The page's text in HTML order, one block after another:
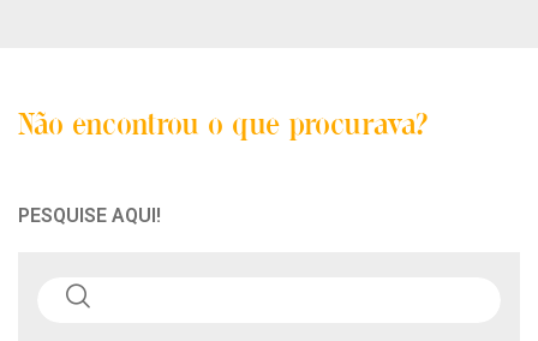
Não encontrou o que procurava?
PESQUISE AQUI!